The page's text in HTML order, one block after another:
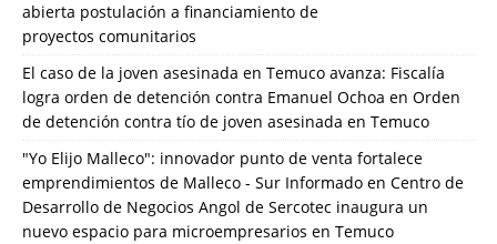
abierta postulación a financiamiento de
proyectos comunitarios
El caso de la joven asesinada en Temuco avanza: Fiscalía
logra orden de detención contra Emanuel Ochoa en Orden
de detención contra tío de joven asesinada en Temuco
"Yo Elijo Malleco": innovador punto de venta fortalece
emprendimientos de Malleco - Sur Informado en Centro de
Desarrollo de Negocios Angol de Sercotec inaugura un
nuevo espacio para microempresarios en Temuco